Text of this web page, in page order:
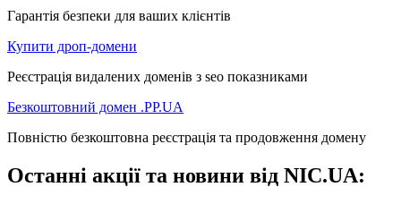
Гарантія безпеки для ваших клієнтів
Купити дроп-домени
Реєстрація видалених доменів з seo показниками
Безкоштовний домен .PP.UA
Повністю безкоштовна реєстрація та продовження домену
Останні акції та новини від NIC.UA: